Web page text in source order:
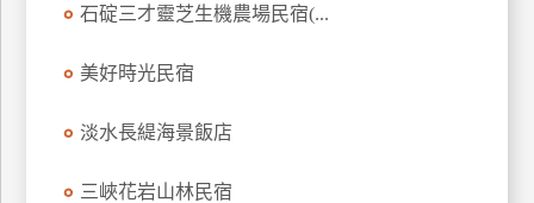
石碇三才靈芝生機農場民宿(...
美好時光民宿
淡水長緹海景飯店
三峽花岩山林民宿